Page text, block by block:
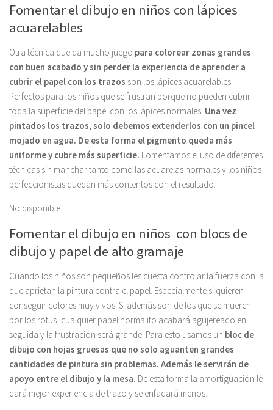
Fomentar el dibujo en niños con lápices
acuarelables
Otra técnica que da mucho juego para colorear zonas grandes
con buen acabado y sin perder la experiencia de aprender a
cubrir el papel con los trazos son los lápices acuarelables.
Perfectos para los niños que se frustran porque no pueden cubrir
toda la superficie del papel con los lápices normales. Una vez
pintados los trazos, solo debemos extenderlos con un pincel
mojado en agua. De esta forma el pigmento queda más
uniforme y cubre más superficie. Fomentamos el uso de diferentes
técnicas sin manchar tanto como las acuarelas normales y los niños
perfeccionistas quedan más contentos con el resultado.
No disponible
Fomentar el dibujo en niños con blocs de
dibujo y papel de alto gramaje
Cuando los niños son pequeños les cuesta controlar la fuerza con la
que aprietan la pintura contra el papel. Especialmente si quieren
conseguir colores muy vivos. Si además son de los que se mueren
por los rotus, cualquier papel normalito acabará agujereado en
seguida y la frustración será grande. Para esto usamos un bloc de
dibujo con hojas gruesas que no solo aguanten grandes
cantidades de pintura sin problemas. Además le servirán de
apoyo entre el dibujo y la mesa. De esta forma la amortigüación le
dará mejor experiencia de trazo y se enfadará menos.